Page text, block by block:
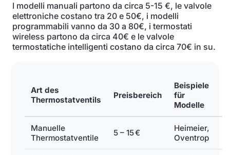
I modelli manuali partono da circa 5-15 €, le valvole
elettroniche costano tra 20 e 50€, i modelli
programmabili vanno da 30 a 80€, i termostati
wireless partono da circa 40€ e le valvole
termostatiche intelligenti costano da circa 70€ in su.
Art des
Thermostatventils
Preisbereich
Beispiele
für
Modelle
Manuelle
Thermostatventile
5 – 15 €
Heimeier,
Oventrop